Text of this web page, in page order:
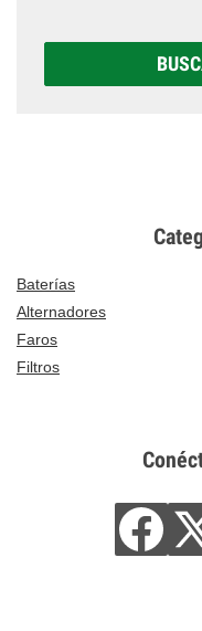
Baterías
Alternadores
Faros
Filtros